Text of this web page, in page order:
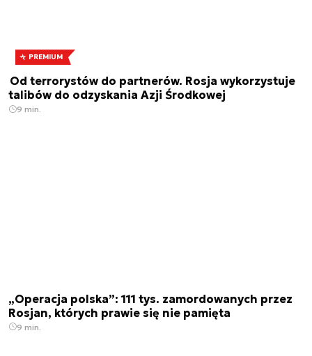
PREMIUM
Od terrorystów do partnerów. Rosja wykorzystuje
talibów do odzyskania Azji Środkowej
9 min.
„Operacja polska”: 111 tys. zamordowanych przez
Rosjan, których prawie się nie pamięta
9 min.